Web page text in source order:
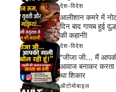
देश-विदेश
आलीशान कमरे में
दिन बाद गायब हुई
की कहानी!
देश-विदेश
“जीजा जी… मैं
आवाज बनाकर करता
था शिकार
ऑटोमोबाइल